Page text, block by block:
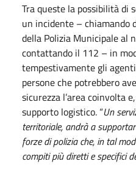
Tra queste la possibilità di
un incidente –
della Polizia Municipale al
contattando il 112 – in
tempestivamente gli
persone che potrebbero
sicurezza l’area coinvolta
supporto logistico. “Un
territoriale, andrà a
forze di polizia che, in tal
compiti più diretti e specifici